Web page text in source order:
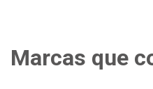
Marcas que